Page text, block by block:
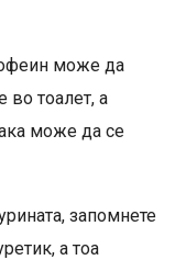
може да
во тоалет, а
може да се
запомнете
а тоа